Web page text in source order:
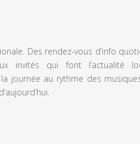
Des rendez-vous d’info
invités qui font l’actualité
journée au rythme des